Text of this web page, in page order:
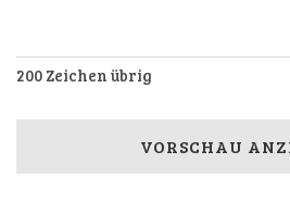
200 Zeichen übrig
VORSCHAU